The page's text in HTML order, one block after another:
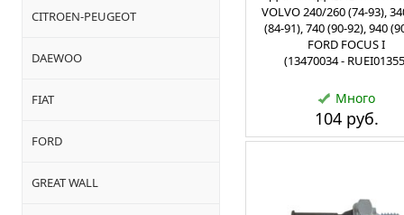
CITROEN-PEUGEOT
DAEWOO
FIAT
FORD
GREAT WALL
VOLVO 240/260 (74-93),
(84-91), 740 (90-92), 940
FORD FOCUS I
(13470034 -
Много
104 руб.